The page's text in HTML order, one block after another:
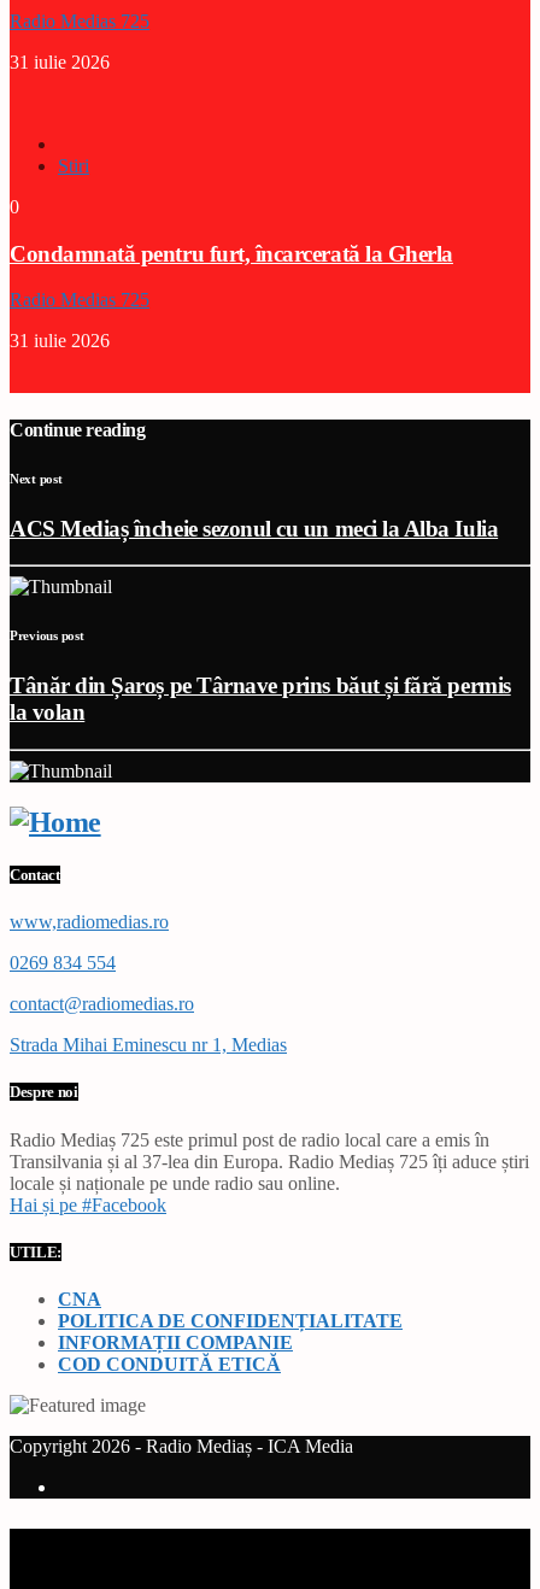
Radio Medias 725
31 iulie 2026
Stiri
0
Condamnată pentru furt, încarcerată la Gherla
Radio Medias 725
31 iulie 2026
Continue reading
Next post
ACS Mediaș încheie sezonul cu un meci la Alba Iulia
Previous post
Tânăr din Șaroș pe Târnave prins băut și fără permis
la volan
Contact
www,radiomedias.ro
0269 834 554
contact@radiomedias.ro
Strada Mihai Eminescu nr 1, Medias
Despre noi
Radio Mediaș 725 este primul post de radio local care a emis în
Transilvania și al 37-lea din Europa. Radio Mediaș 725 îți aduce știri
locale și naționale pe unde radio sau online.
Hai și pe #Facebook
UTILE:
CNA
POLITICA DE CONFIDENȚIALITATE
INFORMAȚII COMPANIE
COD CONDUITĂ ETICĂ
Copyright 2026 - Radio Mediaș - ICA Media